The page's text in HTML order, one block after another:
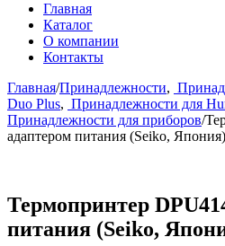
Главная
Каталог
О компании
Контакты
Главная/Принадлежности,
Duo Plus, Принадлежности для
Принадлежности для приборов/
адаптером питания (Seiko, Япония)
Термопринтер
питания (Seiko,